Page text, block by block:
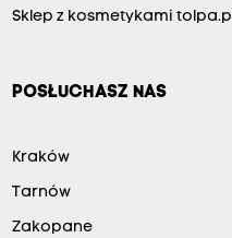
Sklep z kosmetykami tolpa.pl
POSŁUCHASZ NAS
Kraków
Tarnów
Zakopane